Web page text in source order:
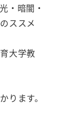
・暗闇・
ススメ
大学教
ります。